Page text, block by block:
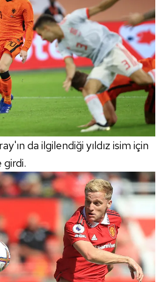
da ilgilendiği yıldız isim için